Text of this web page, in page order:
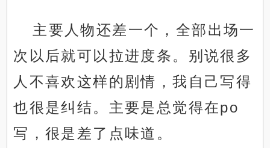
主要人物还差一个，全部出场一
次以后就可以拉进度条。别说很多
人不喜欢这样的剧情，我自己写得
也很是纠结。主要是总觉得在po
写，很是差了点味道。